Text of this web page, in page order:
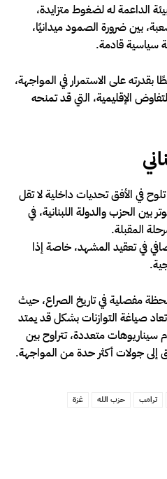
الداعمة له لضغوط متزايدة،
بين ضرورة الصمود ميدانيًا،
سياسية قادمة.
بقدرته على الاستمرار في المواجهة،
الإقليمية، التي قد تمنحه
في الأفق تحديات داخلية لا تقل
بين الحزب والدولة اللبنانية، في
المقبلة.
في تعقيد المشهد، خاصة إذا
مفصلية في تاريخ الصراع، حيث
صياغة التوازنات بشكل قد يمتد
سيناريوهات متعددة، تتراوح بين
إلى جولات أكثر حدة من المواجهة.
ترامب حزب الله غزة